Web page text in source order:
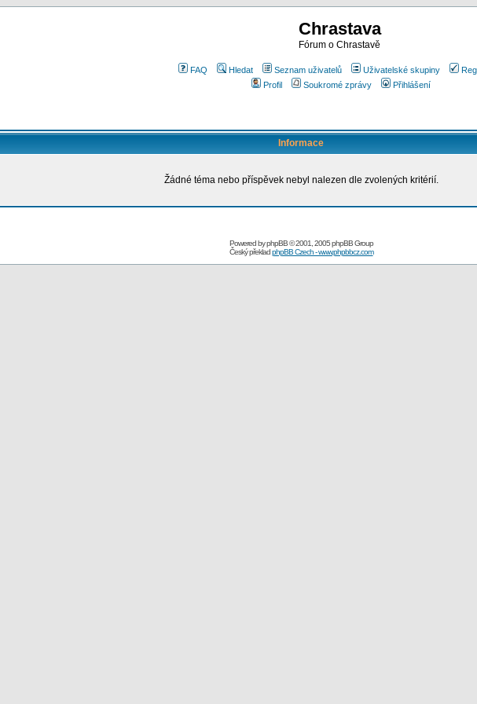
Chrastava
Fórum o Chrastavě
FAQ Hledat Seznam uživatelů Uživatelské skupiny
Profil
Soukromé zprávy Přihlášení
Informace
Žádné téma nebo příspěvek nebyl nalezen dle zvolených kritérií.
Powered byphpBB© 2001, 2005 phpBB Group
Český překladphpBB Czech - www.phpbbcz.com